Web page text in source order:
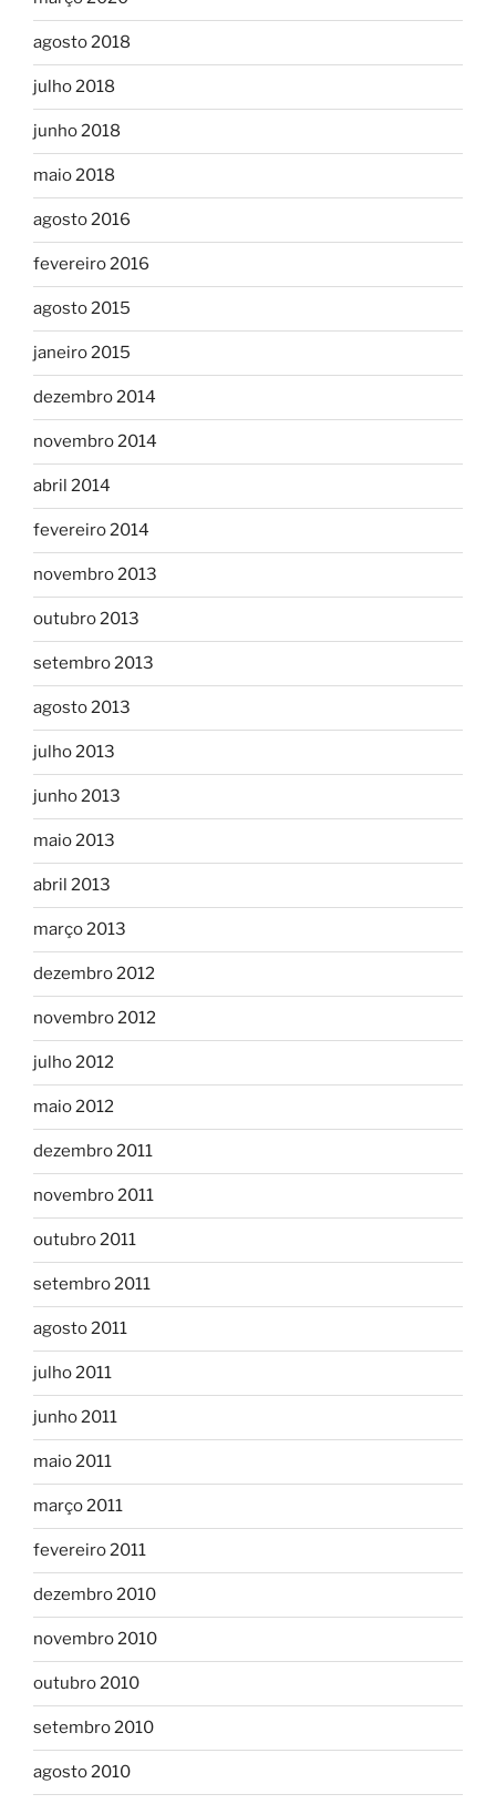
agosto 2018
julho 2018
junho 2018
maio 2018
agosto 2016
fevereiro 2016
agosto 2015
janeiro 2015
dezembro 2014
novembro 2014
abril 2014
fevereiro 2014
novembro 2013
outubro 2013
setembro 2013
agosto 2013
julho 2013
junho 2013
maio 2013
abril 2013
março 2013
dezembro 2012
novembro 2012
julho 2012
maio 2012
dezembro 2011
novembro 2011
outubro 2011
setembro 2011
agosto 2011
julho 2011
junho 2011
maio 2011
março 2011
fevereiro 2011
dezembro 2010
novembro 2010
outubro 2010
setembro 2010
agosto 2010